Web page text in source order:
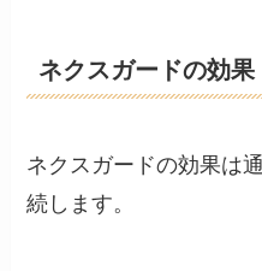
ネクスガードの効果
ネクスガードの効果は
続します。